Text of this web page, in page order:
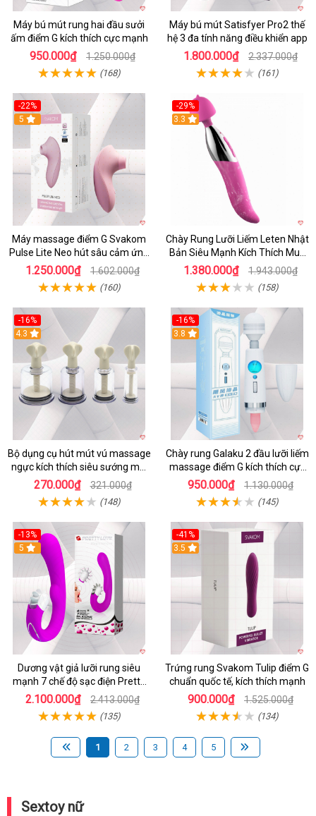
Máy bú mút rung hai đầu sưởi
ấm điểm G kích thích cực mạnh
950.000₫ 1.250.000₫
(168)
Máy bú mút Satisfyer Pro2 thế
hệ 3 đa tính năng điều khiển app
1.800.000₫ 2.337.000₫
(161)
-22%
5
Máy massage điểm G Svakom
Pulse Lite Neo hút sâu cảm ứng
app bluetooth
1.250.000₫ 1.602.000₫
(160)
-29%
3.3
Chày Rung Lưỡi Liếm Leten Nhật
Bản Siêu Mạnh Kích Thích Mua
Ngay
1.380.000₫ 1.943.000₫
(158)
-16%
4.3
Bộ dụng cụ hút mút vú massage
ngực kích thích siêu sướng mới
lạ
270.000₫ 321.000₫
(148)
-16%
3.8
Chày rung Galaku 2 đầu lưỡi liếm
massage điểm G kích thích cực
mạnh
950.000₫ 1.130.000₫
(145)
-13%
5
Dương vật giả lưỡi rung siêu
mạnh 7 chế độ sạc điện Pretty
Love
2.100.000₫ 2.413.000₫
(135)
-41%
3.5
Trứng rung Svakom Tulip điểm G
chuẩn quốc tế, kích thích mạnh
900.000₫ 1.525.000₫
(134)
1 2 3 4 5
Sextoy nữ